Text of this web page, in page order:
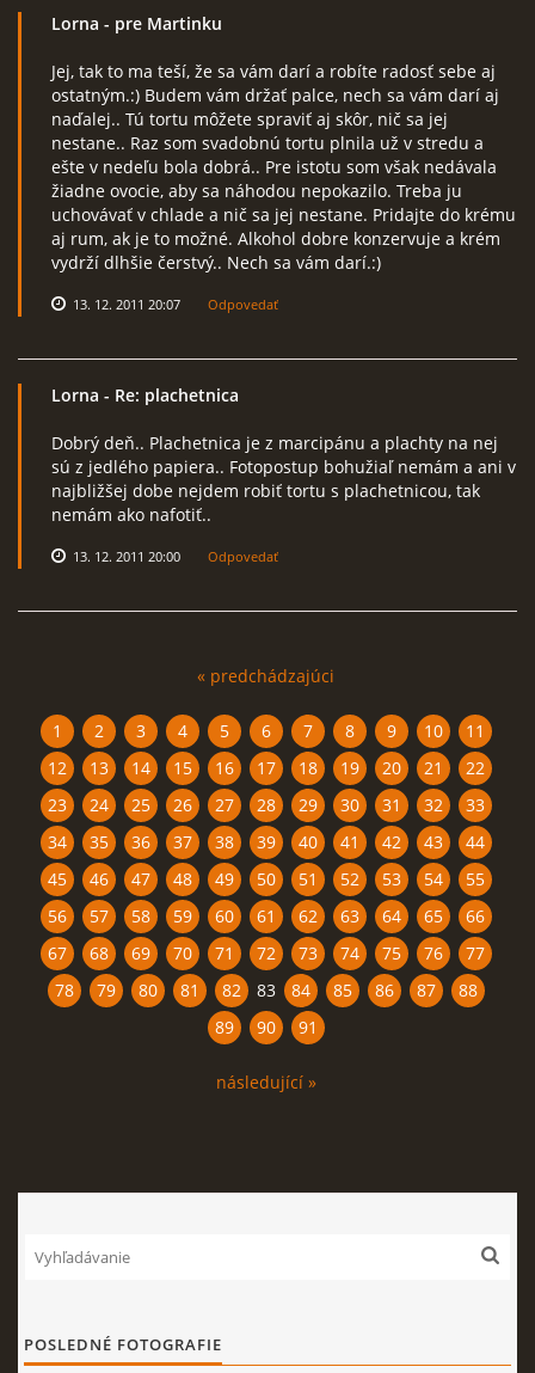
Lorna - pre Martinku
Jej, tak to ma teší, že sa vám darí a robíte radosť sebe aj
ostatným.:) Budem vám držať palce, nech sa vám darí aj
naďalej.. Tú tortu môžete spraviť aj skôr, nič sa jej
nestane.. Raz som svadobnú tortu plnila už v stredu a
ešte v nedeľu bola dobrá.. Pre istotu som však nedávala
žiadne ovocie, aby sa náhodou nepokazilo. Treba ju
uchovávať v chlade a nič sa jej nestane. Pridajte do krému
aj rum, ak je to možné. Alkohol dobre konzervuje a krém
vydrží dlhšie čerstvý.. Nech sa vám darí.:)
13. 12. 2011 20:07 Odpovedať
Lorna - Re: plachetnica
Dobrý deň.. Plachetnica je z marcipánu a plachty na nej
sú z jedlého papiera.. Fotopostup bohužiaľ nemám a ani v
najbližšej dobe nejdem robiť tortu s plachetnicou, tak
nemám ako nafotiť..
13. 12. 2011 20:00 Odpovedať
« predchádzajúci
1 2 3 4 5 6 7 8 9 10
11
12
13 14 15 16 17 18 19 20 21
22
23
24 25 26 27 28 29 30 31 32
33
34
35 36 37 38 39 40 41 42 43
44
45
46 47 48 49 50 51 52 53 54
55
56
57 58 59 60 61 62 63 64 65
66
67
68 69 70 71 72 73 74 75 76
77
78
79 80 81 82 83 84 85 86 87
88
89
90 91
následující »
POSLEDNÉ FOTOGRAFIE